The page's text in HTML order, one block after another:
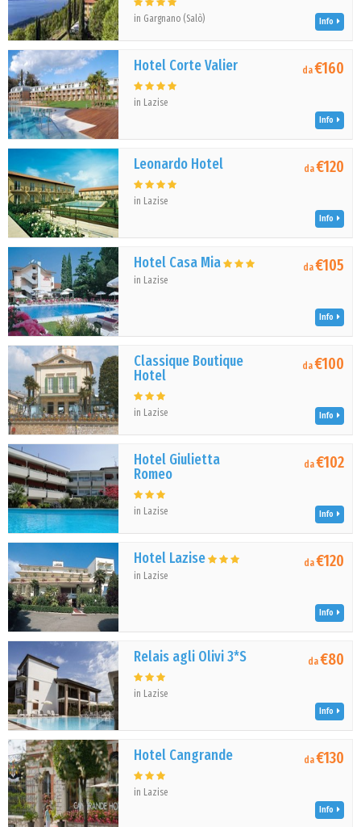
in Gargnano (Salò) Info
Hotel Corte Valier
in Lazise
da€160
Info
Leonardo Hotel
in Lazise
da€120
Info
Hotel Casa Mia
in Lazise
da€105
Info
Classique Boutique
Hotel
in Lazise
da€100
Info
Hotel Giulietta
Romeo
in Lazise
da€102
Info
Hotel Lazise
in Lazise
da€120
Info
Relais agli Olivi 3*S
in Lazise
da€80
Info
Hotel Cangrande
in Lazise
da€130
Info